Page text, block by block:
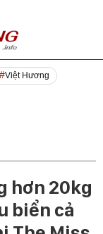
Việt Hương
hơn 20kg
biển cả